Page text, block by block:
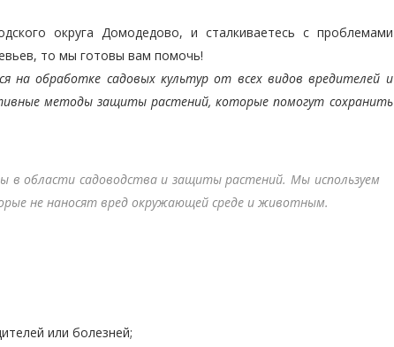
округа Домодедово, и сталкиваетесь с проблемами
то мы готовы вам помочь!
на обработке садовых культур от всех видов вредителей и
методы защиты растений, которые помогут сохранить
области садоводства и защиты растений. Мы используем
не наносят вред окружающей среде и животным.
или болезней;